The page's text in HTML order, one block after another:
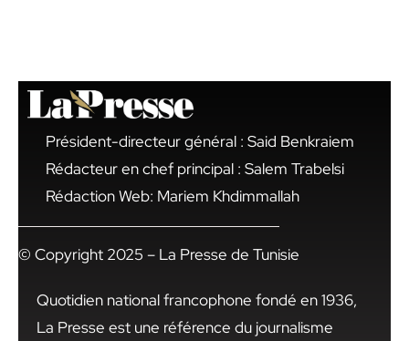
Président-directeur général : Said Benkraiem
Rédacteur en chef principal : Salem Trabelsi
Rédaction Web: Mariem Khdimmallah
© Copyright 2025 – La Presse de Tunisie
Quotidien national francophone fondé en 1936,
La Presse est une référence du journalisme